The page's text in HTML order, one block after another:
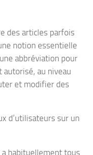
des articles parfois
notion essentielle
abbréviation pour
autorisé, au niveau
et modifier des
d’utilisateurs sur un
habituellement tous